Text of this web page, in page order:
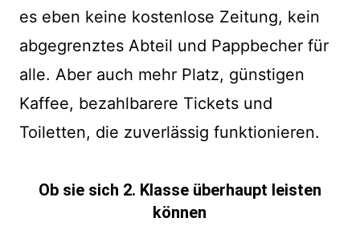
es eben keine kostenlose Zeitung, kein
abgegrenztes Abteil und Pappbecher für
alle. Aber auch mehr Platz, günstigen
Kaffee, bezahlbarere Tickets und
Toiletten, die zuverlässig funktionieren.
Ob sie sich 2. Klasse überhaupt leisten
können